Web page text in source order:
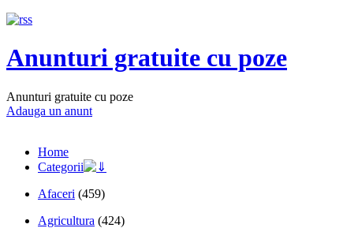
Anunturi gratuite cu poze
Anunturi gratuite cu poze
Adauga un anunt
Home
Categorii
Afaceri (459)
Agricultura (424)